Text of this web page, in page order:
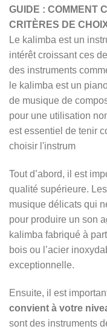
GUIDE : COMMENT
CRITÈRES DE
Le kalimba est un
intérêt croissant ces
des instruments
le kalimba est un
de musique de
pour une utilisation
est essentiel de tenir
choisir l'instrum
Tout d’abord, il est
qualité supérieure.
musique délicats qui
pour produire un son
kalimba fabriqué à
bois ou l’acier
exceptionnelle.
Ensuite, il est
convient à votre
sont des instruments